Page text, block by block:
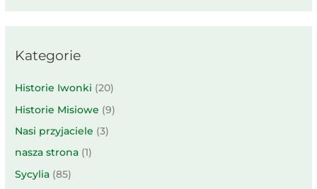
Kategorie
Historie Iwonki (20)
Historie Misiowe (9)
Nasi przyjaciele (3)
nasza strona (1)
Sycylia (85)